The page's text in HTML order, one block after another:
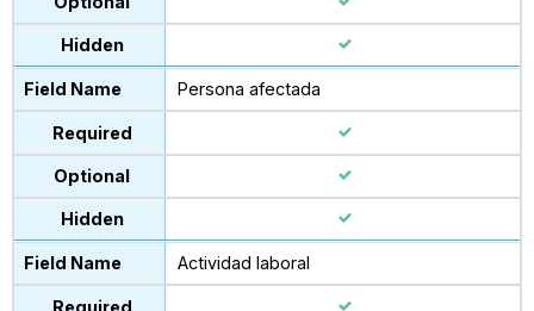
Persona afectada
Actividad laboral